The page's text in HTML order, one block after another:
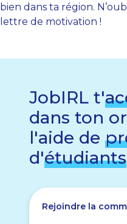
bien dans ta région.
lettre de motivation !
JobIRL t'
dans ton
l'aide de
d'étudiants
Rejoindre la